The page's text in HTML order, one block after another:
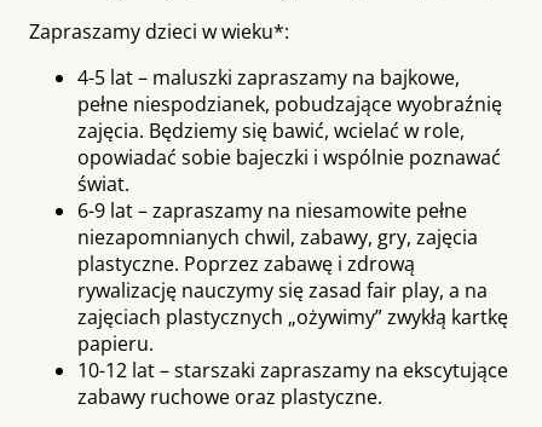
Zapraszamy dzieci w wieku*:
4-5 lat – maluszki zapraszamy na bajkowe,
pełne niespodzianek, pobudzające wyobraźnię
zajęcia. Będziemy się bawić, wcielać w role,
opowiadać sobie bajeczki i wspólnie poznawać
świat.
6-9 lat – zapraszamy na niesamowite pełne
niezapomnianych chwil, zabawy, gry, zajęcia
plastyczne. Poprzez zabawę i zdrową
rywalizację nauczymy się zasad fair play, a na
zajęciach plastycznych „ożywimy” zwykłą kartkę
papieru.
10-12 lat – starszaki zapraszamy na ekscytujące
zabawy ruchowe oraz plastyczne.